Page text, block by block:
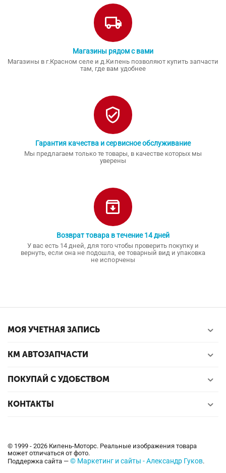
Магазины рядом с вами
Магазины в г.Красном селе и д.Кипень позволяют купить запчасти
там, где вам удобнее
Гарантия качества и сервисное обслуживание
Мы предлагаем только те товары, в качестве которых мы
уверены
Возврат товара в течение 14 дней
У вас есть 14 дней, для того чтобы проверить покупку и
вернуть, если она не подошла, ее товарный вид и упаковка
не испорчены
МОЯ УЧЕТНАЯ ЗАПИСЬ
КМ АВТОЗАПЧАСТИ
ПОКУПАЙ С УДОБСТВОМ
КОНТАКТЫ
© 1999 - 2026 Кипень-Моторс. Реальные изображения товара
может отличаться от фото.
Поддержка сайта —© Маркетинг и сайты - Александр Гуков.